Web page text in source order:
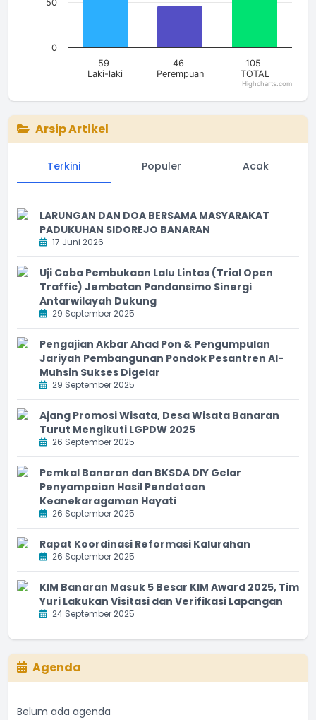
59
Laki-laki
46
Perempuan
105
TOTAL
0
50
Highcharts.com
Arsip Artikel
Terkini Populer Acak
LARUNGAN DAN DOA BERSAMA MASYARAKAT
PADUKUHAN SIDOREJO BANARAN
17 Juni 2026
Uji Coba Pembukaan Lalu Lintas (Trial Open
Traffic) Jembatan Pandansimo Sinergi
Antarwilayah Dukung
29 September 2025
Pengajian Akbar Ahad Pon & Pengumpulan
Jariyah Pembangunan Pondok Pesantren Al-
Muhsin Sukses Digelar
29 September 2025
Ajang Promosi Wisata, Desa Wisata Banaran
Turut Mengikuti LGPDW 2025
26 September 2025
Pemkal Banaran dan BKSDA DIY Gelar
Penyampaian Hasil Pendataan
Keanekaragaman Hayati
26 September 2025
Rapat Koordinasi Reformasi Kalurahan
26 September 2025
KIM Banaran Masuk 5 Besar KIM Award 2025, Tim
Yuri Lakukan Visitasi dan Verifikasi Lapangan
24 September 2025
Agenda
Belum ada agenda